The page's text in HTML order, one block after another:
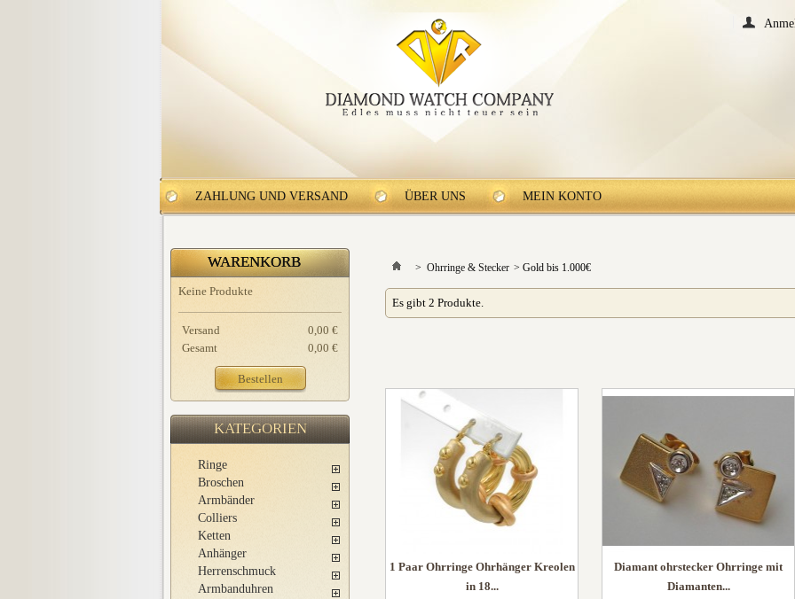
ZAHLUNG UND VERSAND ÜBER UNS MEIN KONTO
WARENKORB
Keine Produkte
0,00 €
Versand
0,00 €
Gesamt
Bestellen
KATEGORIEN
Ringe
Broschen
Armbänder
Colliers
Ketten
Anhänger
Herrenschmuck
Armbanduhren
> Ohrringe & Stecker > Gold bis 1.000€
Es gibt 2 Produkte.
1 Paar Ohrringe Ohrhänger Kreolen
in 18...
Diamant ohrstecker Ohrringe mit
Diamanten...